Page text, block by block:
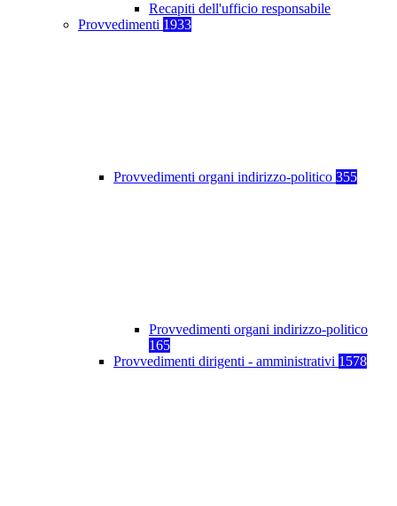
Recapiti dell'ufficio responsabile
Provvedimenti 1933
Provvedimenti organi indirizzo-politico 355
Provvedimenti organi indirizzo-politico
165
Provvedimenti dirigenti - amministrativi 1578